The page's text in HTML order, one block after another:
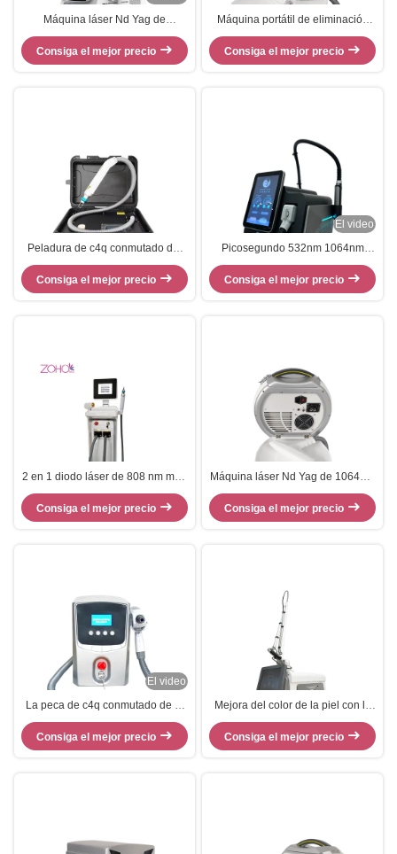
Máquina láser Nd Yag de
picosegundos para la eliminación
de pecas
Consiga el mejor precio
Máquina portátil de eliminación
de pigmentos con láser Nd Yag
Consiga el mejor precio
Peladura de c4q conmutado del
carbono del retiro del pigmento de
la máquina del laser del Nd Yag
de 3 cabezas
Consiga el mejor precio
El video
Picosegundo 532nm 1064nm
1320nm Elimina el tatuaje ND Yag
Máquina láser
Consiga el mejor precio
2 en 1 diodo láser de 808 nm más
pico Q conmutado Nd Yag
máquina láser
Consiga el mejor precio
Máquina láser Nd Yag de 1064nm
para extirpar tatuajes con láser de
carbono
Consiga el mejor precio
El video
La peca de c4q conmutado de la
máquina del laser del Nd Yag de
Zohonice del CE quita retiro del
nevo
Consiga el mejor precio
Mejora del color de la piel con la
máquina láser Nd Yag
Consiga el mejor precio